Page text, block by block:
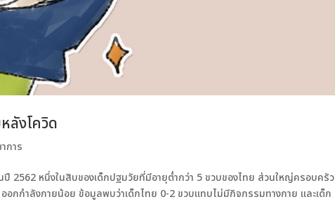
ลังโควิด
การ
หนึ่งในสิบของเด็กปฐมวัยที่มีอายุต่ำกว่า 5 ขวบของไทย ส่วนใหญ่ครอบครัว
อกกำลังกายน้อย ข้อมูลพบว่าเด็กไทย 0-2 ขวบแทบไม่มีกิจกรรมทางกาย และเด็ก